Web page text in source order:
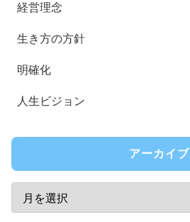
経営理念
生き方の方針
明確化
人生ビジョン
アーカイブ